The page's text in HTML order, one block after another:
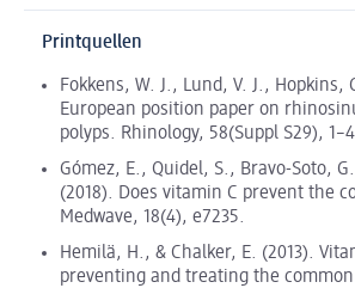
Printquellen
Fokkens, W. J., Lund, V. J., Hopkins,
European position paper on
polyps. Rhinology, 58(Suppl S29),
Gómez, E., Quidel, S., Bravo-Soto,
(2018). Does vitamin C prevent the
Medwave, 18(4), e7235.
Hemilä, H., & Chalker, E. (2013).
preventing and treating the